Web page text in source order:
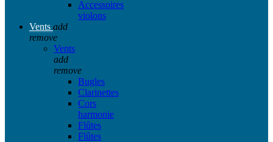
Accessoires
violons
Vents add
remove
Vents
add
remove
Bugles
Clarinettes
Cors
harmonie
Flûtes
Flûtes